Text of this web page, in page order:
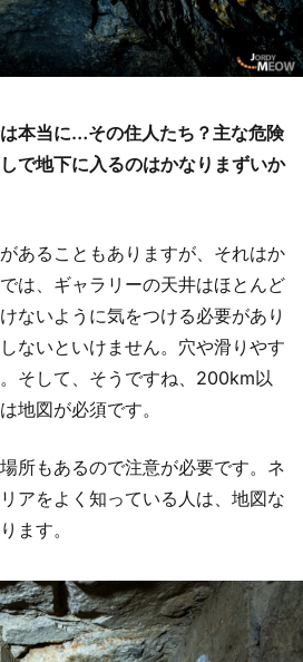
本当に…その住人たち？主な危険
で地下に入るのはかなりまずいか
あることもありますが、それはか
は、ギャラリーの天井はほとんど
ないように気をつける必要があり
ないといけません。穴や滑りやす
そして、そうですね、200km以
地図が必須です。
所もあるので注意が必要です。ネ
アをよく知っている人は、地図な
ます。